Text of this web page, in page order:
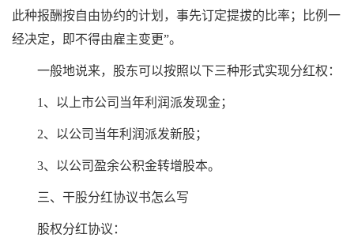
此种报酬按自由协约的计划，事先订定提拔的比率；比例一
经决定，即不得由雇主变更”。
一般地说来，股东可以按照以下三种形式实现分红权：
1、以上市公司当年利润派发现金；
2、以公司当年利润派发新股；
3、以公司盈余公积金转增股本。
三、干股分红协议书怎么写
股权分红协议：